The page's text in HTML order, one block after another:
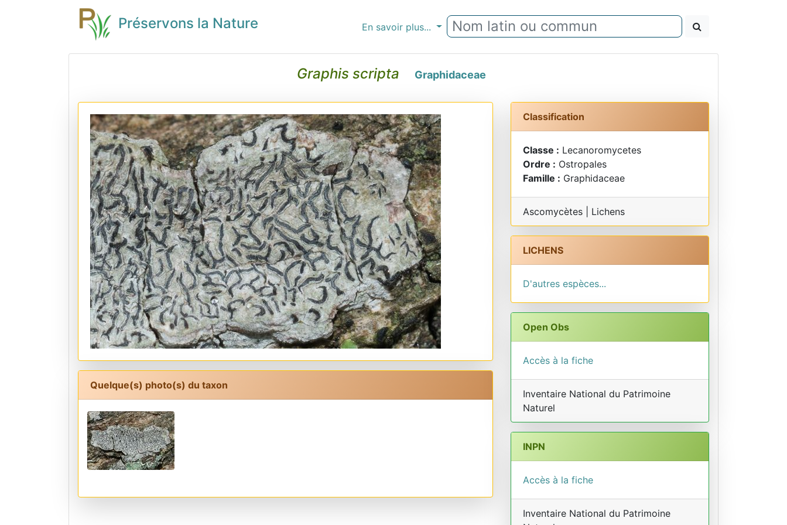
Préservons la Nature En savoir plus...
Graphis scripta Graphidaceae
Quelque(s) photo(s) du taxon
Classification
Classe : Lecanoromycetes
Ordre : Ostropales
Famille : Graphidaceae
Ascomycètes | Lichens
LICHENS
D'autres espèces...
Open Obs
Accès à la fiche
Inventaire National du Patrimoine
Naturel
INPN
Accès à la fiche
Inventaire National du Patrimoine